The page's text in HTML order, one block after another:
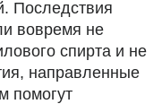
Последствия
вовремя не
спирта и не
направленные
помогут